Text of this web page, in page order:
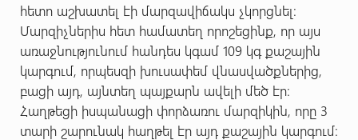
հետո աշխատել էի մարզավիճակս չկորցնել։
Մարզիչներիս հետ համատեղ որոշեցինք, որ այս
առաջնությունում հանդես կգամ 109 կգ քաշային
կարգում, որպեսզի խուսափեմ վնասվածքներից,
բացի այդ, այնտեղ պայքարն ավելի մեծ էր։
Հաղթեցի իսպանացի փորձառու մարզիկին, որը 3
տարի շարունակ հաղթել էր այդ քաշային կարգում։